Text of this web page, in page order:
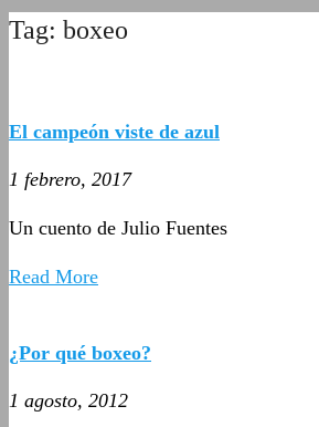
Tag: boxeo
El campeón viste de azul
1 febrero, 2017
Un cuento de Julio Fuentes
Read More
¿Por qué boxeo?
1 agosto, 2012